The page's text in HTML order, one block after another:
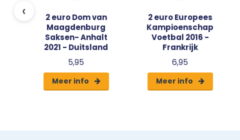
‹
2 euro Dom van
Maagdenburg
Saksen- Anhalt
2021 - Duitsland
5,95
Meer info
2 euro Europees
Kampioenschap
Voetbal 2016 -
Frankrijk
6,95
Meer info